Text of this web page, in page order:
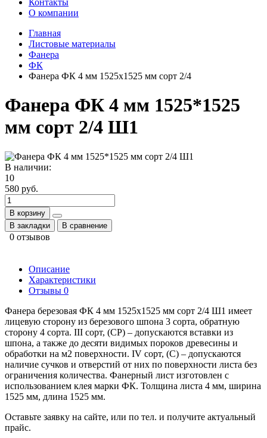
Контакты
О компании
Главная
Листовые материалы
Фанера
ФК
Фанера ФК 4 мм 1525х1525 мм сорт 2/4
Фанера ФК 4 мм 1525*1525
мм сорт 2/4 Ш1
В наличии:
10
580 руб.
В корзину
В закладки
В сравнение
0 отзывов
Описание
Характеристики
Отзывы 0
Фанера березовая ФК 4 мм 1525x1525 мм сорт 2/4 Ш1 имеет
лицевую сторону из березового шпона 3 сорта, обратную
сторону 4 сорта. III сорт, (CP) – допускаются вставки из
шпона, а также до десяти видимых пороков древесины и
обработки на м2 поверхности. IV сорт, (C) – допускаются
наличие сучков и отверстий от них по поверхности листа без
ограничения количества. Фанерный лист изготовлен с
использованием клея марки ФК. Толщина листа 4 мм, ширина
1525 мм, длина 1525 мм.
Оставьте заявку на сайте, или по тел. и получите актуальный
прайс.